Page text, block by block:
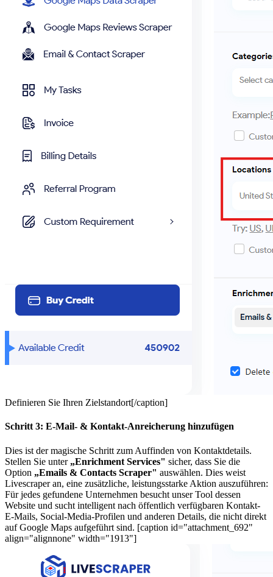
Definieren Sie Ihren Zielstandort[/caption]
Schritt 3: E-Mail- & Kontakt-Anreicherung hinzufügen
Dies ist der magische Schritt zum Auffinden von Kontaktdetails.
Stellen Sie unter „Enrichment Services" sicher, dass Sie die
Option „Emails & Contacts Scraper" auswählen. Dies weist
Livescraper an, eine zusätzliche, leistungsstarke Aktion auszuführen:
Für jedes gefundene Unternehmen besucht unser Tool dessen
Website und sucht intelligent nach öffentlich verfügbaren Kontakt-
E-Mails, Social-Media-Profilen und anderen Details, die nicht direkt
auf Google Maps aufgeführt sind. [caption id="attachment_692"
align="alignnone" width="1913"]